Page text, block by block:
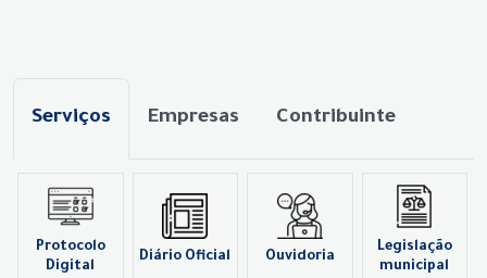
Serviços Empresas Contribuinte
Protocolo
Digital
Diário Oficial Ouvidoria
Legislação
municipal